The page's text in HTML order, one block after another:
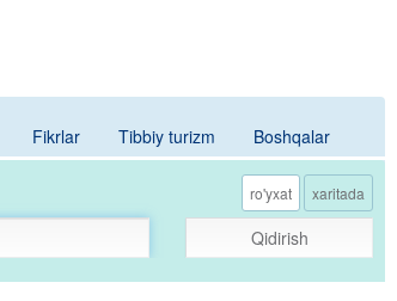
Fikrlar Tibbiy turizm Boshqalar
ro'yxat xaritada
Qidirish